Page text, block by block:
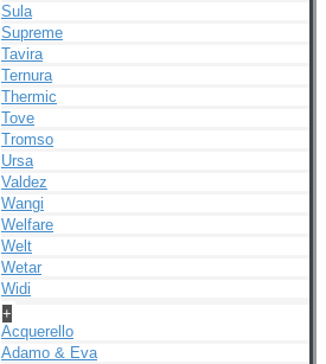
Sula
Supreme
Tavira
Ternura
Thermic
Tove
Tromso
Ursa
Valdez
Wangi
Welfare
Welt
Wetar
Widi
+
Acquerello
Adamo & Eva